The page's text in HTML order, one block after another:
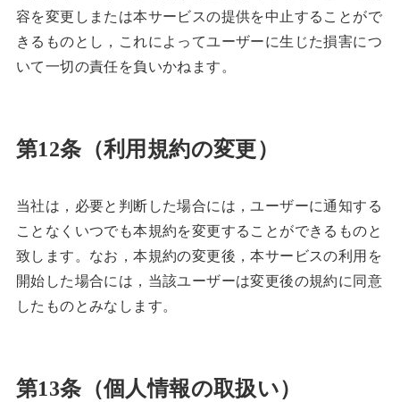
容を変更しまたは本サービスの提供を中止することがで
きるものとし，これによってユーザーに生じた損害につ
いて一切の責任を負いかねます。
第12条（利用規約の変更）
当社は，必要と判断した場合には，ユーザーに通知する
ことなくいつでも本規約を変更することができるものと
致します。なお，本規約の変更後，本サービスの利用を
開始した場合には，当該ユーザーは変更後の規約に同意
したものとみなします。
第13条（個人情報の取扱い）